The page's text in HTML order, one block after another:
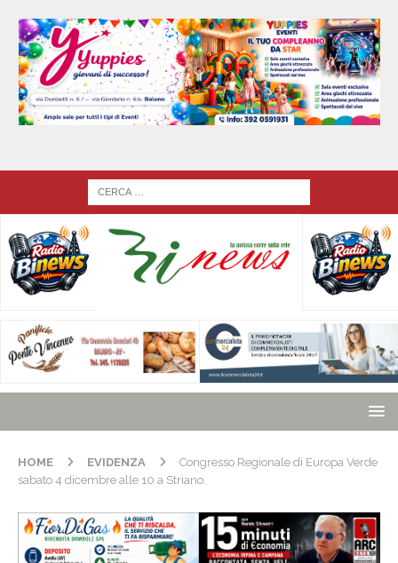
HOME EVIDENZA
Congresso Regionale di Europa Verde
sabato 4 dicembre alle 10 a Striano.